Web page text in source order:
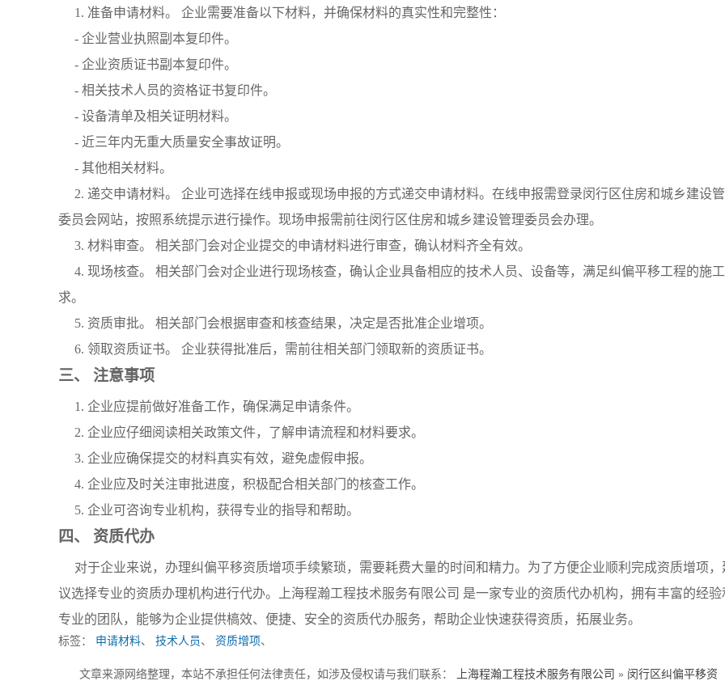
1. 准备申请材料。 企业需要准备以下材料，并确保材料的真实性和完整性：
- 企业营业执照副本复印件。
- 企业资质证书副本复印件。
- 相关技术人员的资格证书复印件。
- 设备清单及相关证明材料。
- 近三年内无重大质量安全事故证明。
- 其他相关材料。
2. 递交申请材料。 企业可选择在线申报或现场申报的方式递交申请材料。在线申报需登录闵行区住房和城乡建设
委员会网站，按照系统提示进行操作。现场申报需前往闵行区住房和城乡建设管理委员会办理。
3. 材料审查。 相关部门会对企业提交的申请材料进行审查，确认材料齐全有效。
4. 现场核查。 相关部门会对企业进行现场核查，确认企业具备相应的技术人员、设备等，满足纠偏平移工程的施
求。
5. 资质审批。 相关部门会根据审查和核查结果，决定是否批准企业增项。
6. 领取资质证书。 企业获得批准后，需前往相关部门领取新的资质证书。
三、 注意事项
1. 企业应提前做好准备工作，确保满足申请条件。
2. 企业应仔细阅读相关政策文件，了解申请流程和材料要求。
3. 企业应确保提交的材料真实有效，避免虚假申报。
4. 企业应及时关注审批进度，积极配合相关部门的核查工作。
5. 企业可咨询专业机构，获得专业的指导和帮助。
四、 资质代办
对于企业来说，办理纠偏平移资质增项手续繁琐，需要耗费大量的时间和精力。为了方便企业顺利完成资质增项，
议选择专业的资质办理机构进行代办。上海程瀚工程技术服务有限公司 是一家专业的资质代办机构，拥有丰富的经验
专业的团队，能够为企业提供槁效、便捷、安全的资质代办服务，帮助企业快速获得资质，拓展业务。
标签： 申请材料、 技术人员 、 资质增项、
文章来源网络整理，本站不承担任何法律责任，如涉及侵权请与我们联系： 上海程瀚工程技术服务有限公司 » 闵行区纠偏平移资